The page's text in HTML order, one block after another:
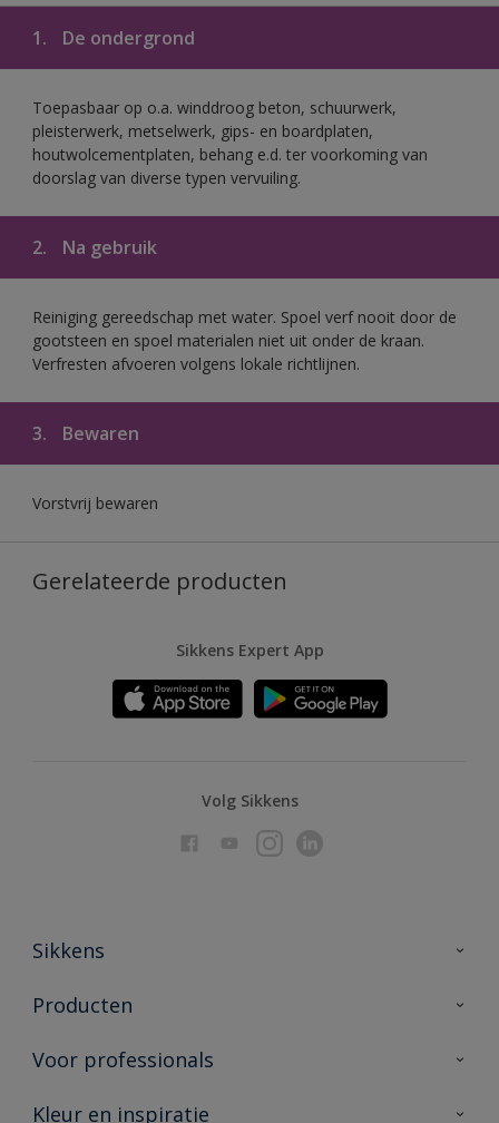
1. De ondergrond
Toepasbaar op o.a. winddroog beton, schuurwerk,
pleisterwerk, metselwerk, gips- en boardplaten,
houtwolcementplaten, behang e.d. ter voorkoming van
doorslag van diverse typen vervuiling.
2. Na gebruik
Reiniging gereedschap met water. Spoel verf nooit door de
gootsteen en spoel materialen niet uit onder de kraan.
Verfresten afvoeren volgens lokale richtlijnen.
3. Bewaren
Vorstvrij bewaren
Gerelateerde producten
Sikkens Expert App
Volg Sikkens
Sikkens
Over Sikkens
Duurzaamheid
Producten
Producten voor binnen
Vind je verkooppunt
Voor professionals
Advies & service
Kleur en inspiratie